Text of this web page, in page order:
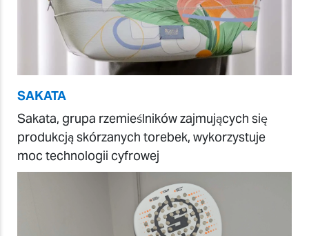
SAKATA
Sakata, grupa rzemieślników zajmujących się
produkcją skórzanych torebek, wykorzystuje
moc technologii cyfrowej